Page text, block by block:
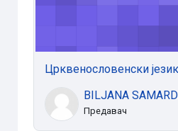
Црквенословенски
BILJANA
Предавач